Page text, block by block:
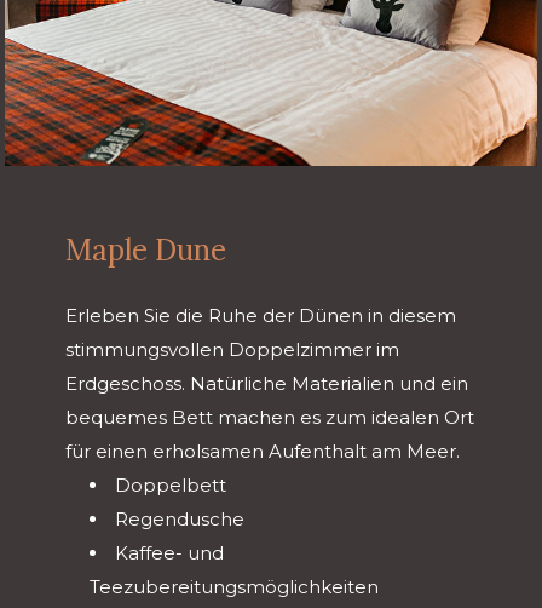
Maple Dune
Erleben Sie die Ruhe der Dünen in diesem
stimmungsvollen Doppelzimmer im
Erdgeschoss. Natürliche Materialien und ein
bequemes Bett machen es zum idealen Ort
für einen erholsamen Aufenthalt am Meer.
Doppelbett
Regendusche
Kaffee- und
Teezubereitungsmöglichkeiten